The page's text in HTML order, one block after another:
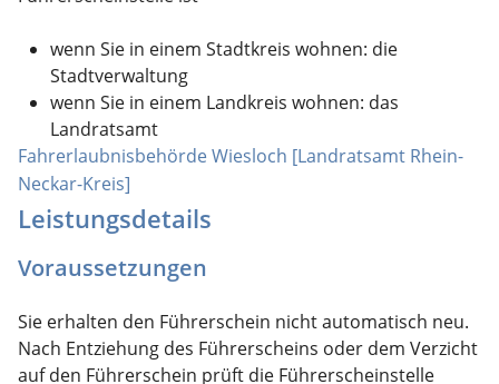
wenn Sie in einem Stadtkreis wohnen: die
Stadtverwaltung
wenn Sie in einem Landkreis wohnen: das
Landratsamt
Fahrerlaubnisbehörde Wiesloch [Landratsamt Rhein-
Neckar-Kreis]
Leistungsdetails
Voraussetzungen
Sie erhalten den Führerschein nicht automatisch neu.
Nach Entziehung des Führerscheins oder dem Verzicht
auf den Führerschein prüft die Führerscheinstelle